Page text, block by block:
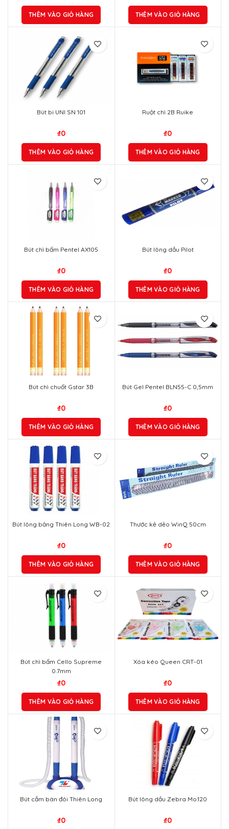
THÊM VÀO GIỎ HÀNG THÊM VÀO GIỎ HÀNG
Bút bi UNI SN 101
₫0
THÊM VÀO GIỎ HÀNG
Ruột chì 2B Ruike
₫0
THÊM VÀO GIỎ HÀNG
Bút chì bấm Pentel AX105
₫0
THÊM VÀO GIỎ HÀNG
Bút lông dầu Pilot
₫0
THÊM VÀO GIỎ HÀNG
Bút chì chuốt Gstar 3B
₫0
THÊM VÀO GIỎ HÀNG
Bút Gel Pentel BLN55-C 0,5mm
₫0
THÊM VÀO GIỎ HÀNG
Bút lông bảng Thiên Long WB-02
₫0
THÊM VÀO GIỎ HÀNG
Thước kẻ dẻo WinQ 50cm
₫0
THÊM VÀO GIỎ HÀNG
Bút chì bấm Cello Supreme
0.7mm
₫0
THÊM VÀO GIỎ HÀNG
Xóa kéo Queen CRT-01
₫0
THÊM VÀO GIỎ HÀNG
Bút cắm bàn đôi Thiên Long
₫0
Bút lông dầu Zebra Mo.120
₫0